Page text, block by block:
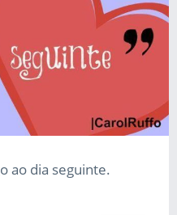
ao dia seguinte.